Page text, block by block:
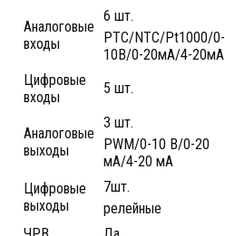
Аналоговые
входы
6 шт.
PTC/NTC/Pt1000/0-
10В/0-20мА/4-20мА
Цифровые
входы
5 шт.
Аналоговые
выходы
3 шт.
PWM/0-10 В/0-20
мА/4-20 мА
Цифровые
выходы
7шт.
релейные